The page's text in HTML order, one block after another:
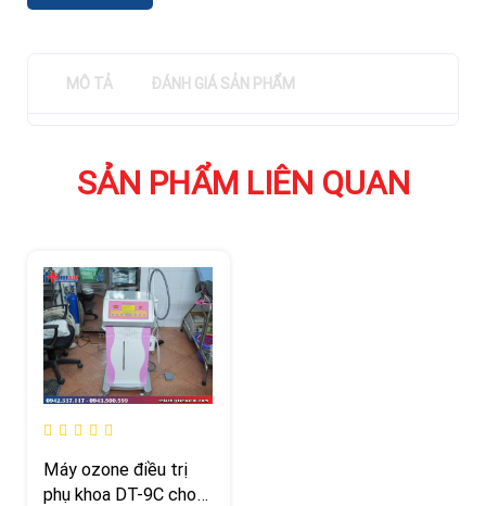
MÔ TẢ ĐÁNH GIÁ SẢN PHẨM
SẢN PHẨM LIÊN QUAN
Máy ozone điều trị
phụ khoa DT-9C cho